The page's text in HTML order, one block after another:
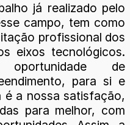
já realizado pelo
campo, tem como
profissional dos
eixos tecnológicos.
de
para si e
é a nossa satisfação,
para melhor, com